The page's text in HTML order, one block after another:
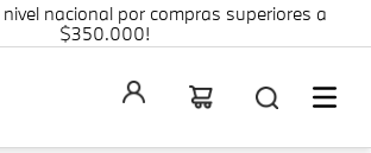
nivel nacional por compras superiores a
$350.000!